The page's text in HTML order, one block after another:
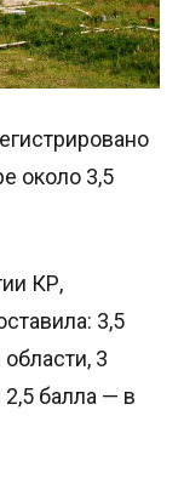
около 3,5
КР,
3,5
3
балла — в